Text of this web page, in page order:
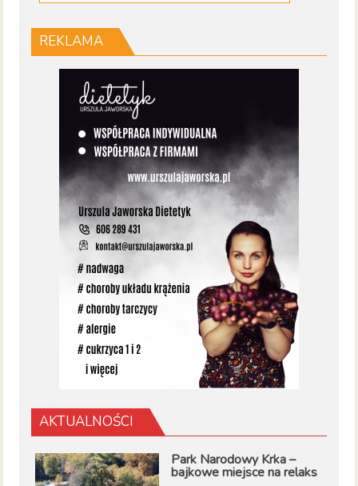
REKLAMA
AKTUALNOŚCI
Park Narodowy Krka –
bajkowe miejsce na relaks